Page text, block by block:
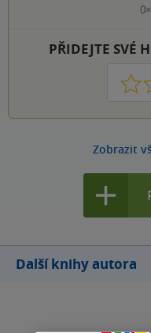
0×
PŘIDEJTE SVÉ
1 2
Zobrazit
Další knihy autora